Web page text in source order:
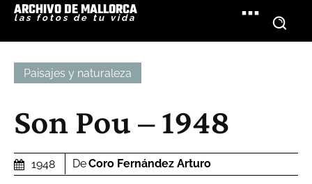
ARCHIVO DE MALLORCA
las fotos de tu vida
Paisajes y naturaleza
Son Pou – 1948
1948 DeCoro Fernández Arturo